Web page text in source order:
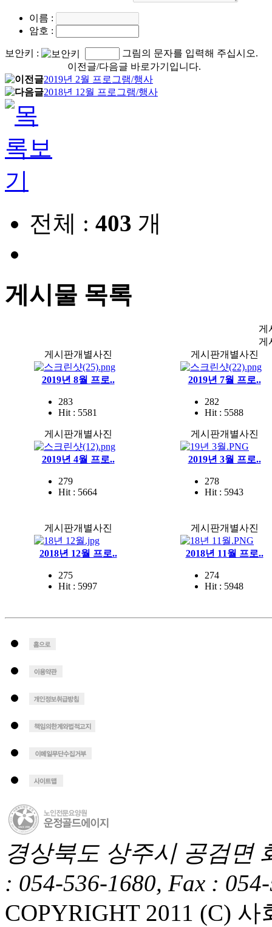
이름 :
암호 :
보안키 :
그림의 문자를 입력해 주십시오.
이전글/다음글 바로가기입니다.
2019년 2월 프로그램/행사
2018년 12월 프로그램/행사
전체 : 403 개
게시물 목록
게
게
게시판개별사진
2019년 8월 프로..
283
Hit : 5581
게시판개별사진
2019년 7월 프로..
282
Hit : 5588
게시판개별사진
2019년 4월 프로..
279
Hit : 5664
게시판개별사진
2019년 3월 프로..
278
Hit : 5943
게시판개별사진
2018년 12월 프로..
275
Hit : 5997
게시판개별사진
2018년 11월 프로..
274
Hit : 5948
경상북도 상주시 공검면
: 054-536-1680, Fax :
COPYRIGHT 2011 (C)